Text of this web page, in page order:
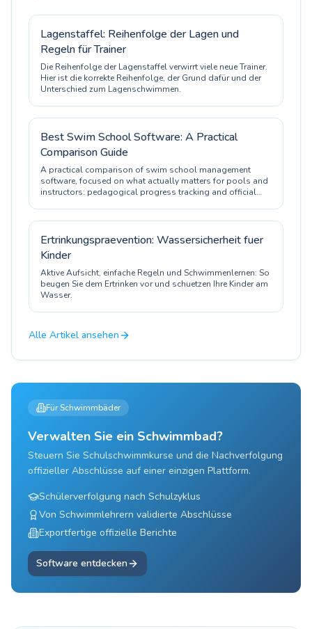
Lagenstaffel: Reihenfolge der Lagen und
Regeln für Trainer
Die Reihenfolge der Lagenstaffel verwirrt viele neue Trainer.
Hier ist die korrekte Reihenfolge, der Grund dafür und der
Unterschied zum Lagenschwimmen.
Best Swim School Software: A Practical
Comparison Guide
A practical comparison of swim school management
software, focused on what actually matters for pools and
instructors: pedagogical progress tracking and official
Ertrinkungspraevention: Wassersicherheit fuer
Kinder
Aktive Aufsicht, einfache Regeln und Schwimmenlernen: So
beugen Sie dem Ertrinken vor und schuetzen Ihre Kinder am
Wasser.
Alle Artikel ansehen
Für Schwimmbäder
Verwalten Sie ein Schwimmbad?
Steuern Sie Schulschwimmkurse und die Nachverfolgung
offizieller Abschlüsse auf einer einzigen Plattform.
Schülerverfolgung nach Schulzyklus
Von Schwimmlehrern validierte Abschlüsse
Exportfertige offizielle Berichte
Software entdecken